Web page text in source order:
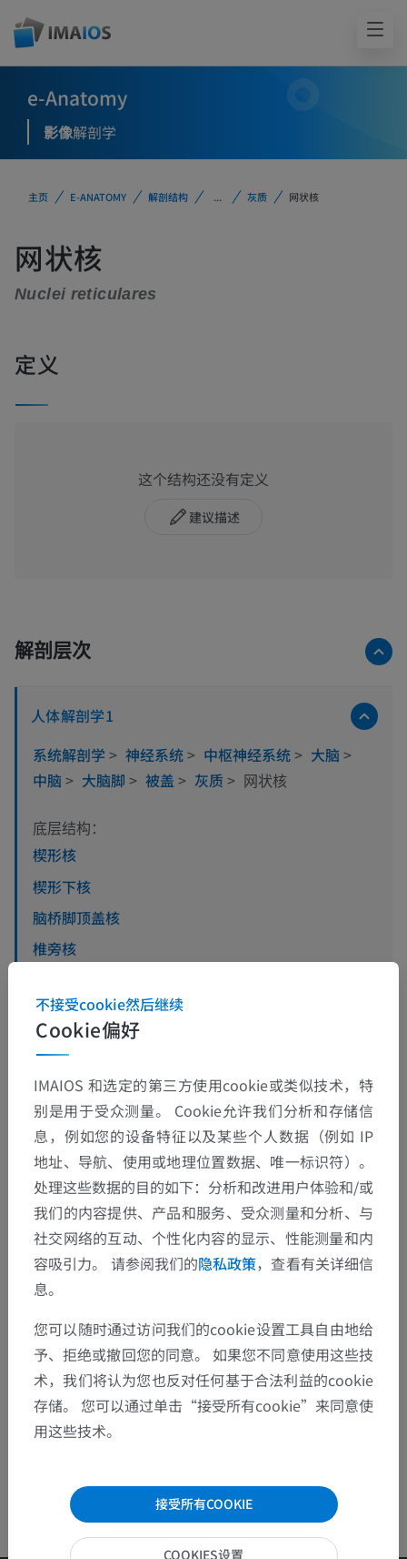
e-Anatomy
影像解剖学
主页 E-ANATOMY 解剖结构 ... 灰质 网状核
网状核
Nuclei reticulares
定义
这个结构还没有定义
建议描述
解剖层次
人体解剖学1
系统解剖学 > 神经系统> 中枢神经系统> 大脑 >
中脑 > 大脑脚 > 被盖 > 灰质> 网状核
底层结构：
楔形核
楔形下核
脑桥脚顶盖核
椎旁核
人体神经解剖学
翻译
发现错误？
欢迎提出更正、翻译或内容改进的建议。
检举错误
下载APP
Cookie偏好
不接受cookie然后继续
IMAIOS 和选定的第三方使用cookie或类似技术，特
别是用于受众测量。 Cookie允许我们分析和存储信
息，例如您的设备特征以及某些个人数据（例如 IP
地址、导航、使用或地理位置数据、唯一标识符）。
处理这些数据的目的如下：分析和改进用户体验和/或
我们的内容提供、产品和服务、受众测量和分析、与
社交网络的互动、个性化内容的显示、性能测量和内
容吸引力。 请参阅我们的隐私政策，查看有关详细信
息。
您可以随时通过访问我们的cookie设置工具自由地给
予、拒绝或撤回您的同意。 如果您不同意使用这些技
术，我们将认为您也反对任何基于合法利益的cookie
存储。 您可以通过单击“接受所有cookie”来同意使
用这些技术。
接受所有COOKIE
COOKIES设置